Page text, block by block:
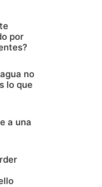
por
no
lo que
a una